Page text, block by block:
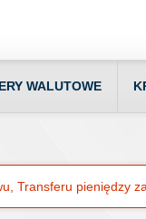
WALUTOWE
Transferu pieniędzy